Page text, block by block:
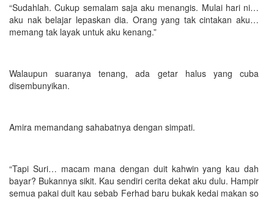
“Sudahlah. Cukup semalam saja aku menangis. Mulai hari ni…
aku nak belajar lepaskan dia. Orang yang tak cintakan aku…
memang tak layak untuk aku kenang.”
Walaupun suaranya tenang, ada getar halus yang cuba
disembunyikan.
Amira memandang sahabatnya dengan simpati.
“Tapi Suri… macam mana dengan duit kahwin yang kau dah
bayar? Bukannya sikit. Kau sendiri cerita dekat aku dulu. Hampir
semua pakai duit kau sebab Ferhad baru bukak kedai makan so